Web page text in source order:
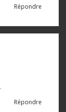
Répondre
Répondre